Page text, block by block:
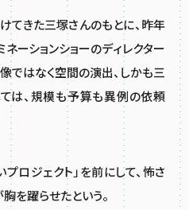
てきた三塚さんのもとに、昨年
ーションショーのディレクター
ではなく空間の演出、しかも三
は、規模も予算も異例の依頼
ロジェクト」を前にして、怖さ
を躍らせたという。